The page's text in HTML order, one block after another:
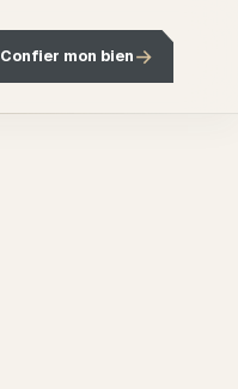
Confier mon bien→